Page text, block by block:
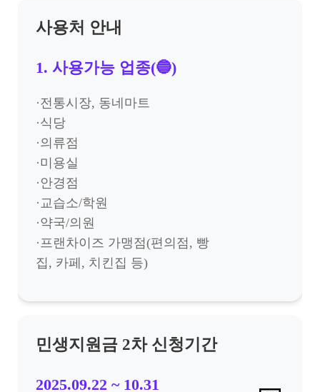
사용처 안내
1. 사용가능 업종(🔵)
·전통시장, 동네마트
·식당
·의류점
·미용실
·안경점
·교습소/학원
·약국/의원
·프랜차이즈 가맹점(편의점, 빵
집, 카페, 치킨집 등)
민생지원금 2차 신청기간
2025.09.22 ~ 10.31